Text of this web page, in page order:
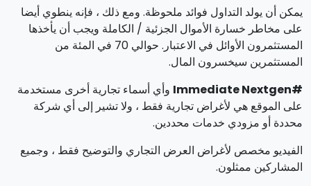
يمكن أن يولد التداول فوائد ملحوظة. ومع ذلك ، فإنه ينطوي أيضا
على مخاطر خسارة الأموال الجزئية / الكاملة ويجب أن يأخذها
المستثمرون الأوائل في الاعتبار. حوالي 70 في المئة من
المستثمرين سيخسرون المال.
#Immediate Nextgen
وأي أسماء تجارية أخرى مستخدمة
على الموقع هي لأغراض تجارية فقط ، ولا تشير إلى أي شركة
محددة أو مزودي خدمات محددين.
الفيديو مخصص لأغراض العرض التجاري والتوضيح فقط ، وجميع
المشاركين ممثلون.